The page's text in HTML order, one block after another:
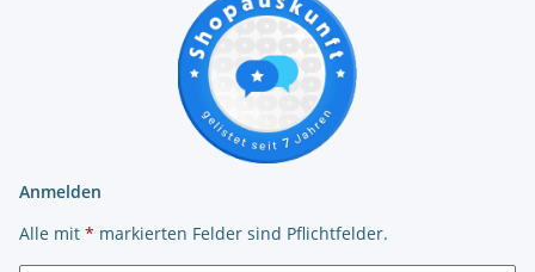
Anmelden
Alle mit * markierten Felder sind Pflichtfelder.